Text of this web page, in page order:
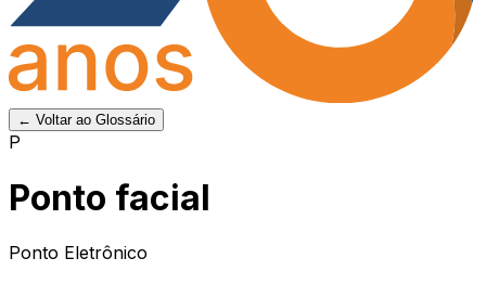
← Voltar ao Glossário
P
Ponto facial
Ponto Eletrônico